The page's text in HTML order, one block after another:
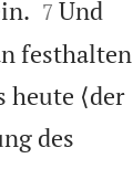

7 Und
festhalten
heute ⟨der
des